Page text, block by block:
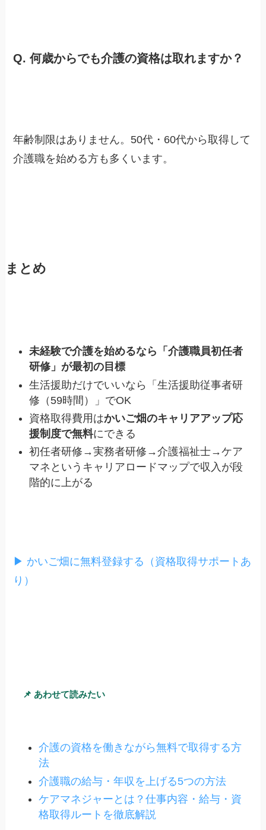
Q. 何歳からでも介護の資格は取れますか？
年齢制限はありません。50代・60代から取得して
介護職を始める方も多くいます。
まとめ
未経験で介護を始めるなら「介護職員初任者
研修」が最初の目標
生活援助だけでいいなら「生活援助従事者研
修（59時間）」でOK
資格取得費用はかいご畑のキャリアアップ応
援制度で無料にできる
初任者研修→実務者研修→介護福祉士→ケア
マネというキャリアロードマップで収入が段
階的に上がる
▶ かいご畑に無料登録する（資格取得サポートあ
り）
📌 あわせて読みたい
介護の資格を働きながら無料で取得する方
法
介護職の給与・年収を上げる5つの方法
ケアマネジャーとは？仕事内容・給与・資
格取得ルートを徹底解説